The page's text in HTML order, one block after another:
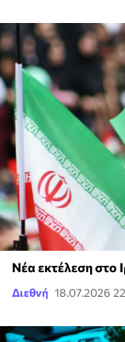
Νέα εκτέλεση στο
Διεθνή 18.07.2026